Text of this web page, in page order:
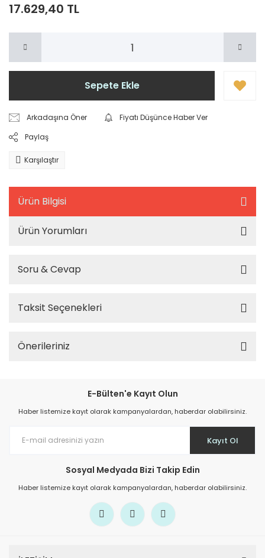
17.629,40 TL
Sepete Ekle
Arkadaşına Öner
Fiyatı Düşünce Haber Ver
Paylaş
Karşılaştır
Ürün Bilgisi
Ürün Yorumları
Soru & Cevap
Taksit Seçenekleri
Önerileriniz
E-Bülten'e Kayıt Olun
Haber listemize kayıt olarak kampanyalardan, haberdar olabilirsiniz.
Kayıt Ol
Sosyal Medyada Bizi Takip Edin
Haber listemize kayıt olarak kampanyalardan, haberdar olabilirsiniz.